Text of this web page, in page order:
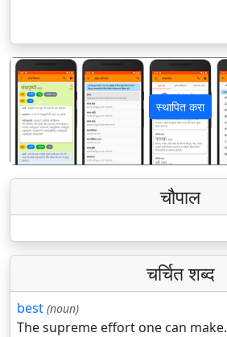
स्थापित करा
पिछला
चौपाल
चर्चित शब्द
best (noun)
The supreme effort one can make.